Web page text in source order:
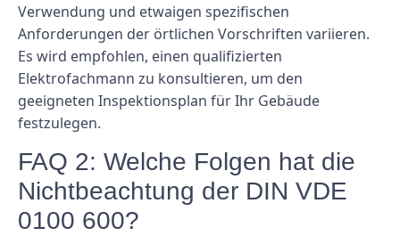
Verwendung und etwaigen spezifischen
Anforderungen der örtlichen Vorschriften variieren.
Es wird empfohlen, einen qualifizierten
Elektrofachmann zu konsultieren, um den
geeigneten Inspektionsplan für Ihr Gebäude
festzulegen.
FAQ 2: Welche Folgen hat die
Nichtbeachtung der DIN VDE
0100 600?